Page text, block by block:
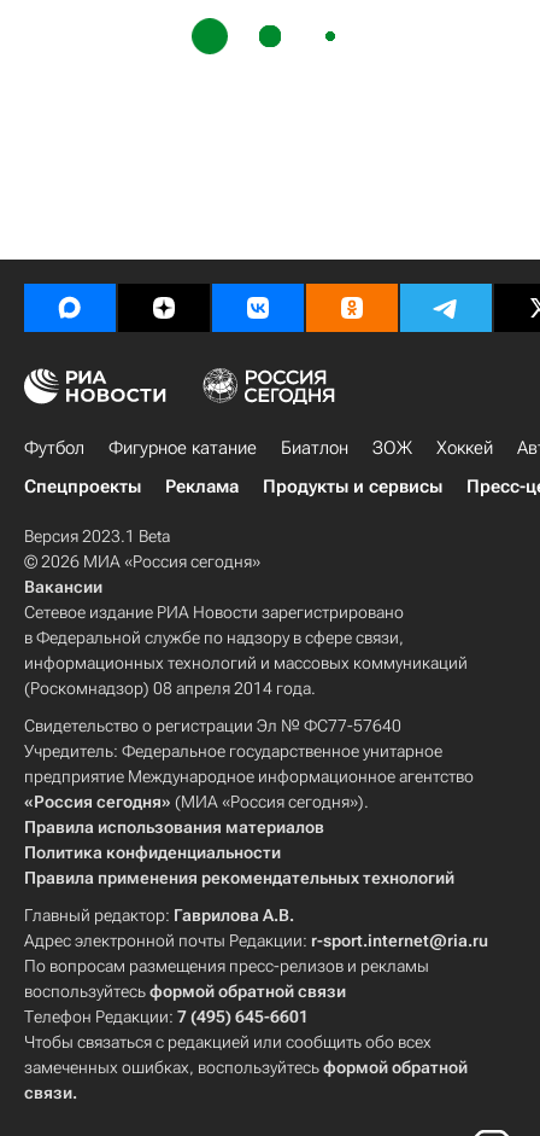
Футбол Фигурное катание Биатлон ЗОЖ Хоккей
Спецпроекты
Реклама Продукты и сервисы Пресс-
Версия 2023.1 Beta
© 2026 МИА «Россия сегодня»
Вакансии
Сетевое издание РИА Новости зарегистрировано
в Федеральной службе по надзору в сфере связи,
информационных технологий и массовых коммуникаций
(Роскомнадзор) 08 апреля 2014 года.
Свидетельство о регистрации Эл № ФС77-57640
Учредитель: Федеральное государственное унитарное
предприятие Международное информационное агентство
«Россия сегодня» (МИА «Россия сегодня»).
Правила использования материалов
Политика конфиденциальности
Правила применения рекомендательных технологий
Главный редактор: Гаврилова А.В.
Адрес электронной почты Редакции: r-sport.internet@ria.ru
По вопросам размещения пресс-релизов и рекламы
воспользуйтесьформой обратной связи
Телефон Редакции: 7 (495) 645-6601
Чтобы связаться с редакцией или сообщить обо всех
замеченных ошибках, воспользуйтесьформой обратной
связи.